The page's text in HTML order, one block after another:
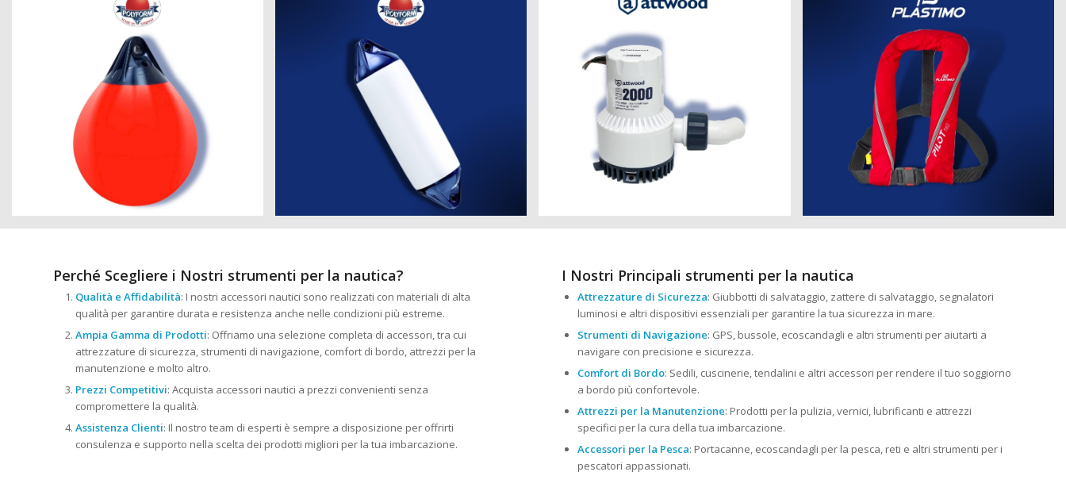
Perché Scegliere i Nostri strumenti per la nautica?
Qualità e Affidabilità: I nostri accessori nautici sono realizzati con materiali di alta
qualità per garantire durata e resistenza anche nelle condizioni più estreme.
Ampia Gamma di Prodotti: Offriamo una selezione completa di accessori, tra cui
attrezzature di sicurezza, strumenti di navigazione, comfort di bordo, attrezzi per la
manutenzione e molto altro.
Prezzi Competitivi: Acquista accessori nautici a prezzi convenienti senza
compromettere la qualità.
Assistenza Clienti: Il nostro team di esperti è sempre a disposizione per offrirti
consulenza e supporto nella scelta dei prodotti migliori per la tua imbarcazione.
I Nostri Principali strumenti per la nautica
Attrezzature di Sicurezza: Giubbotti di salvataggio, zattere di salvataggio, segnalatori
luminosi e altri dispositivi essenziali per garantire la tua sicurezza in mare.
Strumenti di Navigazione: GPS, bussole, ecoscandagli e altri strumenti per aiutarti a
navigare con precisione e sicurezza.
Comfort di Bordo: Sedili, cuscinerie, tendalini e altri accessori per rendere il tuo soggiorno
a bordo più confortevole.
Attrezzi per la Manutenzione: Prodotti per la pulizia, vernici, lubrificanti e attrezzi
specifici per la cura della tua imbarcazione.
Accessori per la Pesca: Portacanne, ecoscandagli per la pesca, reti e altri strumenti per i
pescatori appassionati.